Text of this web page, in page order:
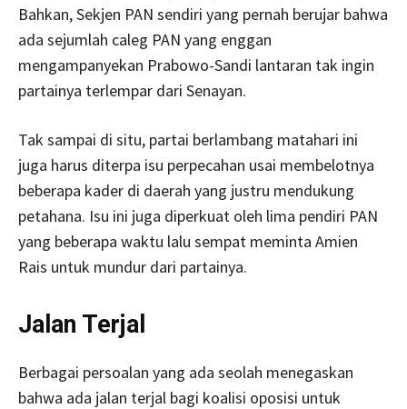
Bahkan, Sekjen PAN sendiri yang pernah berujar bahwa
ada sejumlah caleg PAN yang enggan
mengampanyekan Prabowo-Sandi lantaran tak ingin
partainya terlempar dari Senayan.
Tak sampai di situ, partai berlambang matahari ini
juga harus diterpa isu perpecahan usai membelotnya
beberapa kader di daerah yang justru mendukung
petahana. Isu ini juga diperkuat oleh lima pendiri PAN
yang beberapa waktu lalu sempat meminta Amien
Rais untuk mundur dari partainya.
Jalan Terjal
Berbagai persoalan yang ada seolah menegaskan
bahwa ada jalan terjal bagi koalisi oposisi untuk